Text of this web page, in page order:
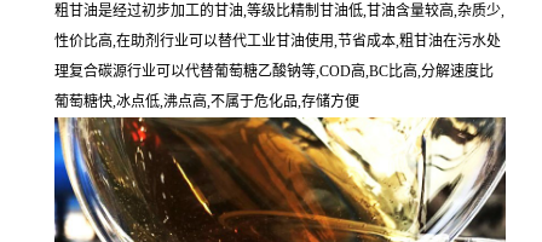
粗甘油是经过初步加工的甘油,等级比精制甘油低,甘油含量较高,杂质少,
性价比高,在助剂行业可以替代工业甘油使用,节省成本,粗甘油在污水处
理复合碳源行业可以代替葡萄糖乙酸钠等,COD高,BC比高,分解速度比
葡萄糖快,冰点低,沸点高,不属于危化品,存储方便